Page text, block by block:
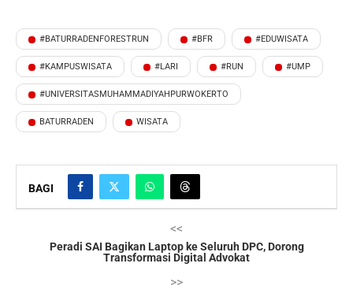
#BATURRADENFORESTRUN #BFR #EDUWISATA
#KAMPUSWISATA #LARI #RUN #UMP
#UNIVERSITASMUHAMMADIYAHPURWOKERTO
BATURRADEN WISATA
BAGI
<<
Peradi SAI Bagikan Laptop ke Seluruh DPC, Dorong
Transformasi Digital Advokat
>>